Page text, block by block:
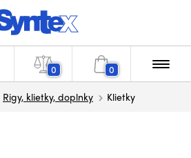
0 0
Rigy, klietky, doplnky Klietky